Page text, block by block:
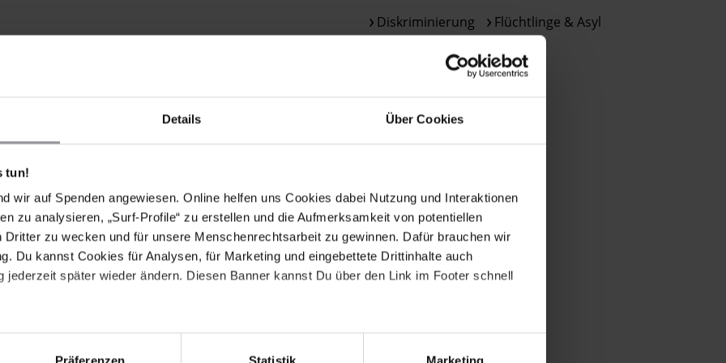
Details Über Cookies
tun!
wir auf Spenden angewiesen. Online helfen uns Cookies dabei Nutzung und Interaktionen
zu analysieren, „Surf-Profile“ zu erstellen und die Aufmerksamkeit von potentiellen
Dritter zu wecken und für unsere Menschenrechtsarbeit zu gewinnen. Dafür brauchen wir
Du kannst Cookies für Analysen, für Marketing und eingebettete Drittinhalte auch
jederzeit später wieder ändern. Diesen Banner kannst Du über den Link im Footer schnell
praktischen Schwierigkeiten, denn sie
Ankunftszahlen und entlastet weder
in Großbritannien der Rückstau von
fast vervierfacht.
Herausforderungen damit nicht, sondern verstärkt
von Asylverfahrendem globalen
eine grundsätzliche Weigerung, Asylverfahren
Schutz zu gewähren. Sehr häufig macht sich die
zwischen Ländern zu Nutze und verstärkt
– ein krasser Widerspruch zu der im
Außenpolitik und dem damit verbunden
deshalb der Auslagerung von Asylverfahren eine
DSGVO
Diskriminierung
Flüchtlinge & Asyl